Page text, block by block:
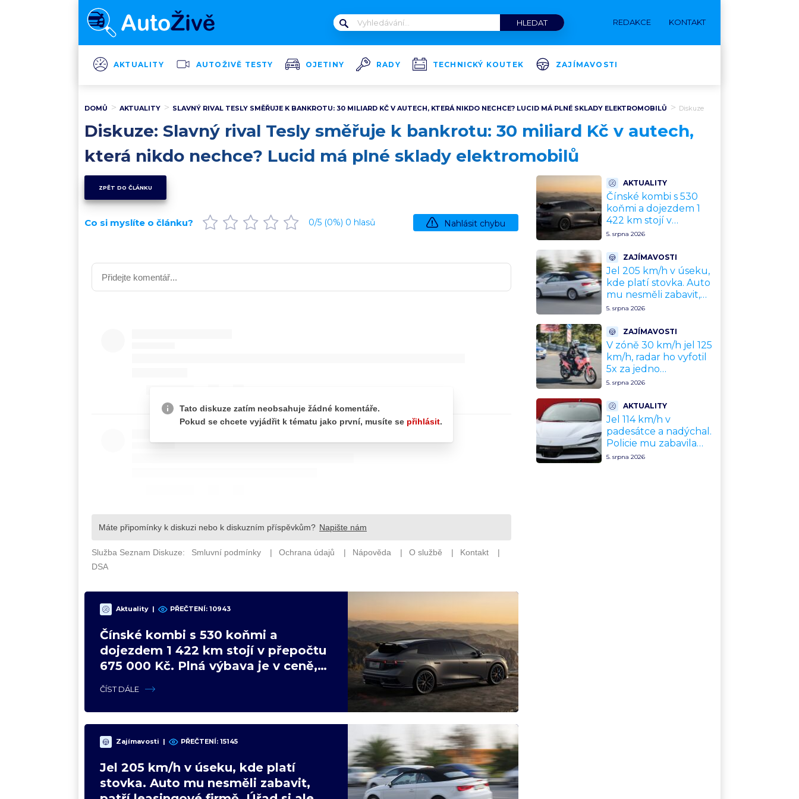
REDAKCE KONTAKT
AKTUALITY AUTOŽIVĚ TESTY OJETINY RADY TECHNICKÝ KOUTEK ZAJÍMAVOSTI
DOMŮ AKTUALITY SLAVNÝ RIVAL TESLY SMĚŘUJE K BANKROTU: 30 MILIARD KČ V AUTECH, KTERÁ NIKDO NECHCE? LUCID MÁ PLNÉ SKLADY ELEKTROMOBILŮ Diskuze
Diskuze: Slavný rival Tesly směřuje k bankrotu: 30 miliard Kč v autech,
která nikdo nechce? Lucid má plné sklady elektromobilů
ZPĚT DO ČLÁNKU
Co si myslíte o článku? 0/5 (0%) 0 hlasů Nahlásit chybu
Aktuality | PŘEČTENÍ: 10943
Čínské kombi s 530 koňmi a
dojezdem 1 422 km stojí v přepočtu
675 000 Kč. Plná výbava je v ceně,
VW a BMW mají problém
ČÍST DÁLE
Zajímavosti | PŘEČTENÍ: 15145
Jel 205 km/h v úseku, kde platí
stovka. Auto mu nesměli zabavit,
AKTUALITY
Čínské kombi s 530
koňmi a dojezdem 1
422 km stojí v
přepočtu 675 000 Kč.
VW a BMW mají
problém
5. srpna 2026
ZAJÍMAVOSTI
Jel 205 km/h v úseku,
kde platí stovka. Auto
mu nesměli zabavit,
patří leasingové firmě.
5. srpna 2026
ZAJÍMAVOSTI
V zóně 30 km/h jel 125
km/h, radar ho vyfotil
5x za jedno
odpoledne. Policie
zastavit
5. srpna 2026
AKTUALITY
Jel 114 km/h v
padesátce a nadýchal.
Policie mu zabavila
nové Ferrari za 11
5. srpna 2026